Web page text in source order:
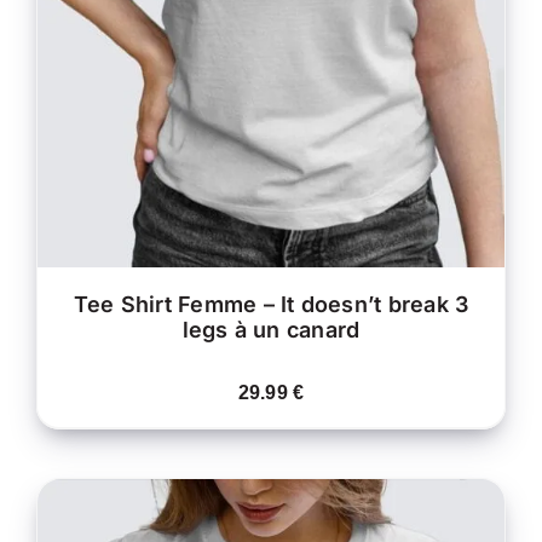
PLUSIEURS
VARIATIONS.
LES
OPTIONS
PEUVENT
CHOISIES
SUR
LA
PAGE
DU
Tee Shirt Femme – It doesn’t break 3
legs à un canard
29.99€